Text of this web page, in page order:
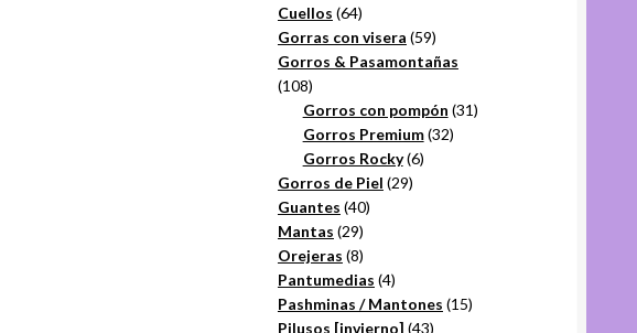
Cuellos 6464
productos
Gorras con visera 5959
productos
Gorros & Pasamontañas
108108
productos
Gorros con pompón 3131
Gorros Premium 3232
Gorros Rocky 66
Gorros de Piel 2929
Guantes 4040
Mantas 2929
productos
Orejeras 88
productos
Pantumedias 44
productos
Pashminas / Mantones 1515
Pilusos [invierno] 4343